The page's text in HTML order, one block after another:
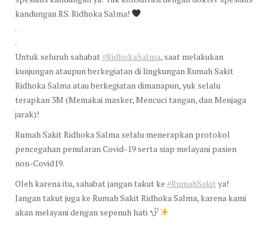
kandungan RS. Ridhoka Salma!
.
.
Untuk seluruh sahabat #RidhokaSalma, saat melakukan
kunjungan ataupun berkegiatan di lingkungan Rumah Sakit
Ridhoka Salma atau berkegiatan dimanapun, yuk selalu
terapkan 3M (Memakai masker, Mencuci tangan, dan Menjaga
jarak)!
Rumah Sakit Ridhoka Salma selalu menerapkan protokol
pencegahan penularan Covid-19 serta siap melayani pasien
non-Covid19.
Oleh karena itu, sahabat jangan takut ke #RumahSakit ya!
Jangan takut juga ke Rumah Sakit Ridhoka Salma, karena kami
akan melayani dengan sepenuh hati